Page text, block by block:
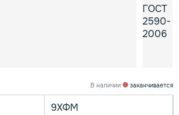
В наличии
заканчивается
9ХФМ